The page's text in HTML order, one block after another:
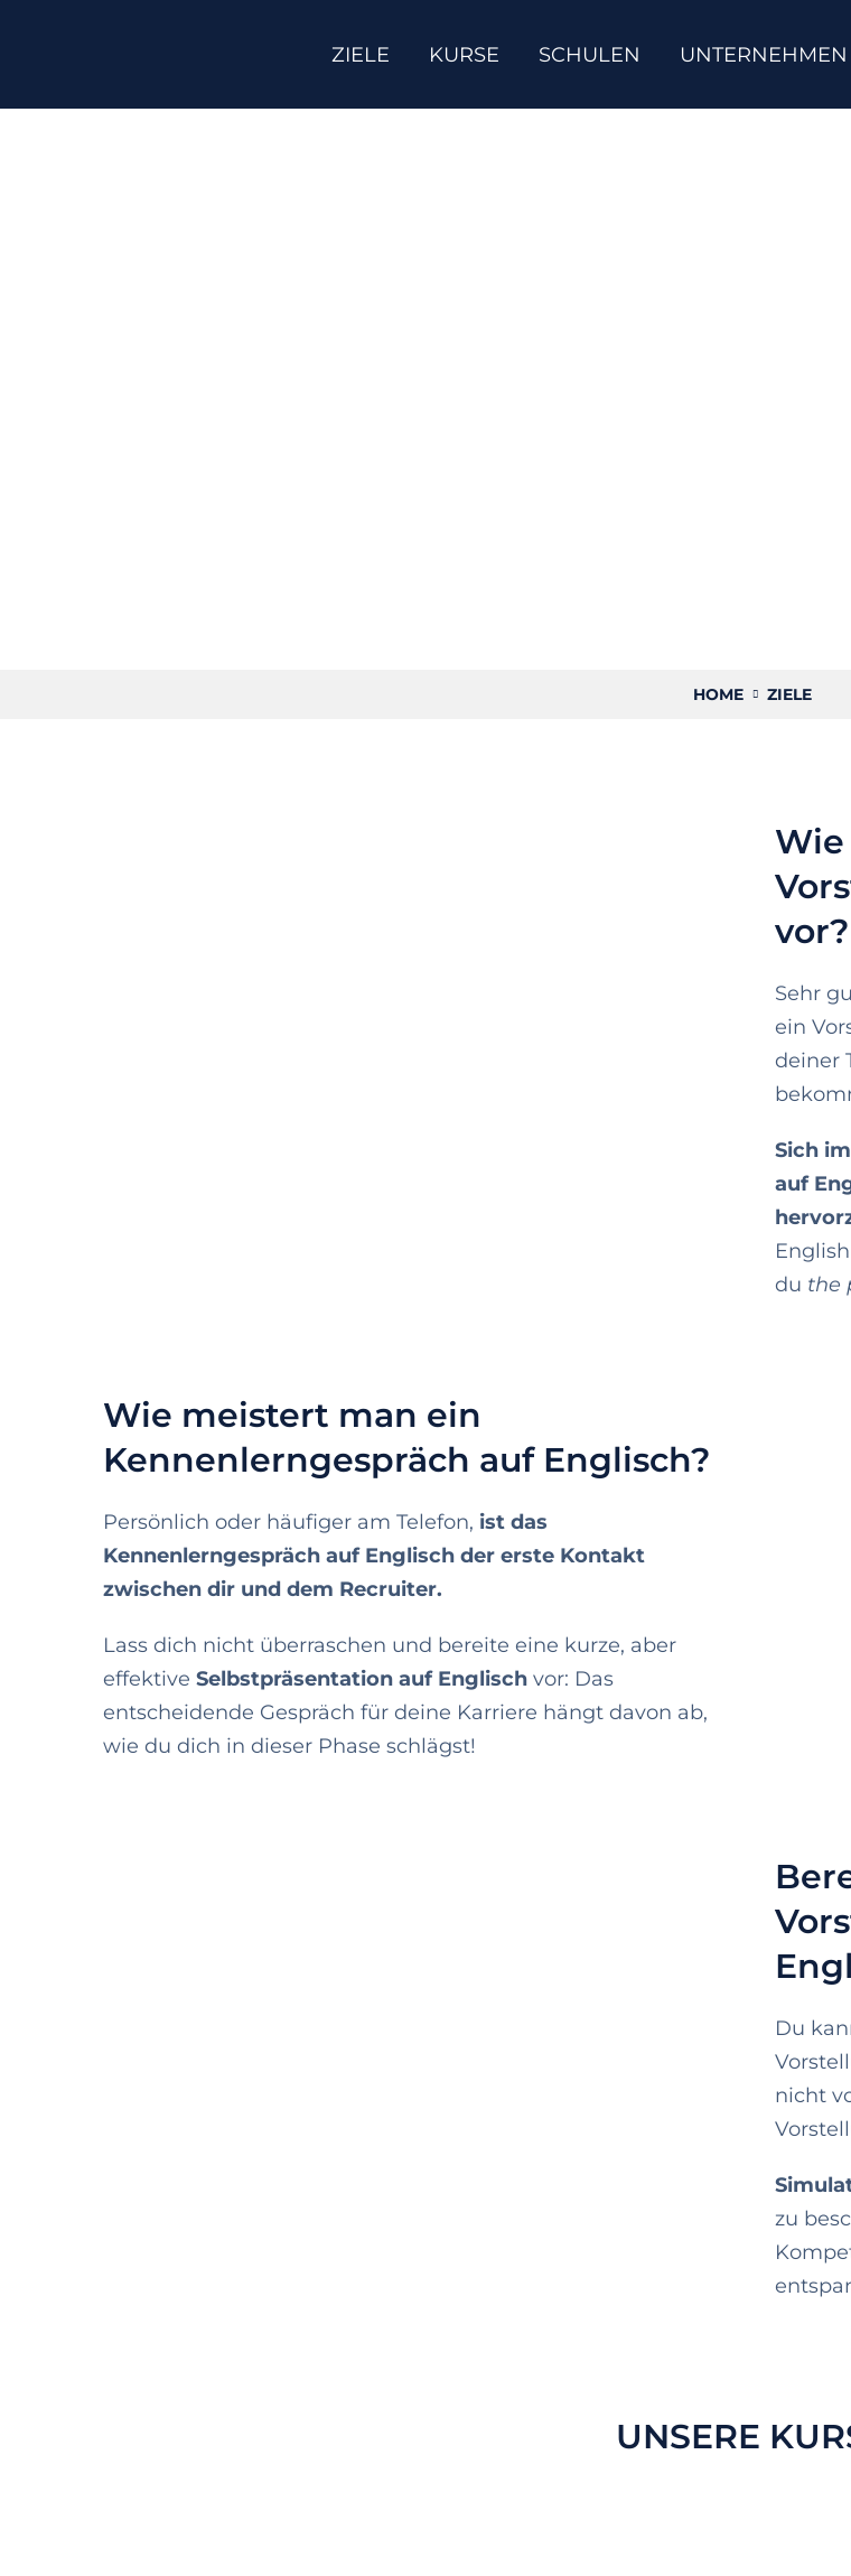
ZIELE KURSE SCHULEN UNTERNEHMEN
HOME ZIELE
vor?
Sehr
ein
deiner
Sich
auf
du the
Wie meistert man ein
Kennenlerngespräch auf Englisch?
Persönlich oder häufiger am Telefon, ist das
Kennenlerngespräch auf Englisch der erste Kontakt
zwischen dir und dem Recruiter.
Lass dich nicht überraschen und bereite eine kurze, aber
effektive Selbstpräsentation auf Englisch vor: Das
entscheidende Gespräch für deine Karriere hängt davon ab,
wie du dich in dieser Phase schlägst!
Du
nicht
zu
UNSERE